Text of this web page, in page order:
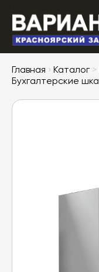
Главная › Каталог >
Бухгалтерские